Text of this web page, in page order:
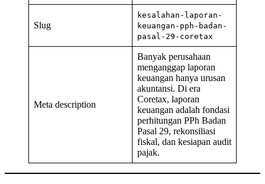
Slug
kesalahan-laporan-
keuangan-pph-badan-
pasal-29-coretax
Meta description
Banyak perusahaan
menganggap laporan
keuangan hanya urusan
akuntansi. Di era
Coretax, laporan
keuangan adalah fondasi
perhitungan PPh Badan
Pasal 29, rekonsiliasi
fiskal, dan kesiapan audit
pajak.